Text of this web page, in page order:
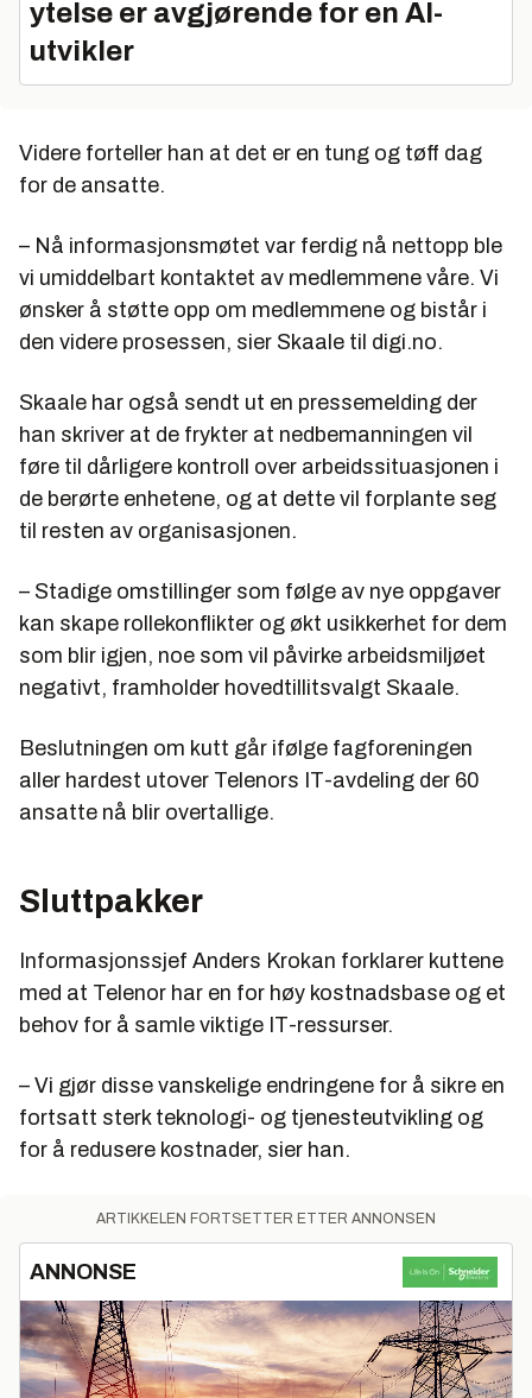
ytelse er avgjørende for en AI-
utvikler
Videre forteller han at det er en tung og tøff dag
for de ansatte.
– Nå informasjonsmøtet var ferdig nå nettopp ble
vi umiddelbart kontaktet av medlemmene våre. Vi
ønsker å støtte opp om medlemmene og bistår i
den videre prosessen, sier Skaale til digi.no.
Skaale har også sendt ut en pressemelding der
han skriver at de frykter at nedbemanningen vil
føre til dårligere kontroll over arbeidssituasjonen i
de berørte enhetene, og at dette vil forplante seg
til resten av organisasjonen.
– Stadige omstillinger som følge av nye oppgaver
kan skape rollekonflikter og økt usikkerhet for dem
som blir igjen, noe som vil påvirke arbeidsmiljøet
negativt, framholder hovedtillitsvalgt Skaale.
Beslutningen om kutt går ifølge fagforeningen
aller hardest utover Telenors IT-avdeling der 60
ansatte nå blir overtallige.
Sluttpakker
Informasjonssjef Anders Krokan forklarer kuttene
med at Telenor har en for høy kostnadsbase og et
behov for å samle viktige IT-ressurser.
– Vi gjør disse vanskelige endringene for å sikre en
fortsatt sterk teknologi- og tjenesteutvikling og
for å redusere kostnader, sier han.
ARTIKKELEN FORTSETTER ETTER ANNONSEN
ANNONSE